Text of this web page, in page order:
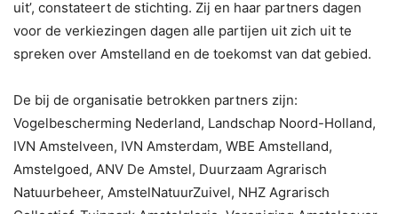
uit’, constateert de stichting. Zij en haar partners dagen
voor de verkiezingen dagen alle partijen uit zich uit te
spreken over Amstelland en de toekomst van dat gebied.
De bij de organisatie betrokken partners zijn:
Vogelbescherming Nederland, Landschap Noord-Holland,
IVN Amstelveen, IVN Amsterdam, WBE Amstelland,
Amstelgoed, ANV De Amstel, Duurzaam Agrarisch
Natuurbeheer, AmstelNatuurZuivel, NHZ Agrarisch